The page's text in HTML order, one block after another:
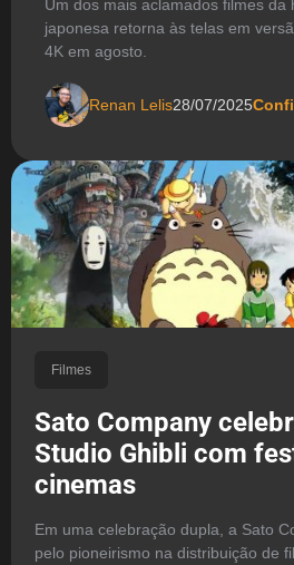
Um dos mais aclamados filmes da
japonesa retorna às telas em
4K em agosto.
Renan Lelis28/07/2025
Filmes
Sato Company
Studio Ghibli com
cinemas
Em uma celebração dupla, a Sato
pelo pioneirismo na distribuição de